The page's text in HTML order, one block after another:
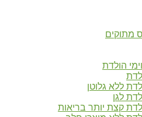
מתוקים
הולדת
ללא גלוטן
לגן
קצת יותר בריאות